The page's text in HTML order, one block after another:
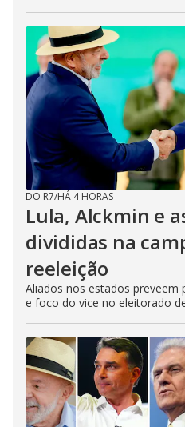
DO R7/HÁ 4 HORAS
Lula, Alckmin e
divididas na
reeleição
Aliados nos estados preveem
e foco do vice no eleitorado